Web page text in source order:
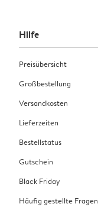
Hilfe
Preisübersicht
Großbestellung
Versandkosten
Lieferzeiten
Bestellstatus
Gutschein
Black Friday
Häufig gestellte Fragen